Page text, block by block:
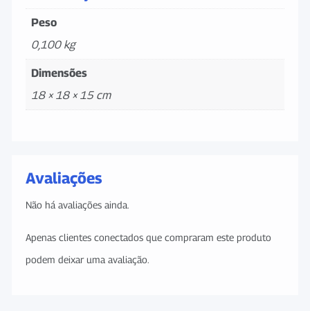
Peso
0,100 kg
Dimensões
18 × 18 × 15 cm
Avaliações
Não há avaliações ainda.
Apenas clientes conectados que compraram este produto
podem deixar uma avaliação.